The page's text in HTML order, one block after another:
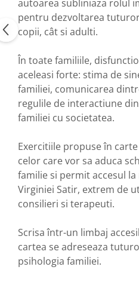
autoarea subliniaza rolul
pentru dezvoltarea
copii, cât si adulti.
În toate familiile,
aceleasi forte: stima de
familiei, comunicarea
regulile de interactiune
familiei cu societatea.
Exercitiile propuse în
celor care vor sa aduca
familie si permit accesul
Virginiei Satir, extrem de
consilieri si terapeuti.
Scrisa într-un limbaj
cartea se adreseaza
psihologia familiei.